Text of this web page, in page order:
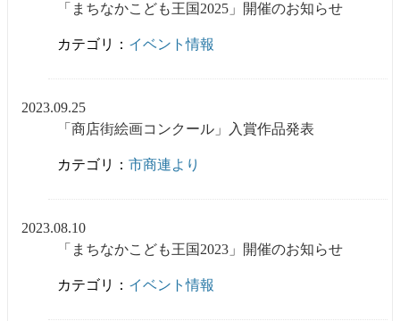
「まちなかこども王国2025」開催のお知らせ
カテゴリ： イベント情報
2023.09.25
「商店街絵画コンクール」入賞作品発表
カテゴリ： 市商連より
2023.08.10
「まちなかこども王国2023」開催のお知らせ
カテゴリ： イベント情報